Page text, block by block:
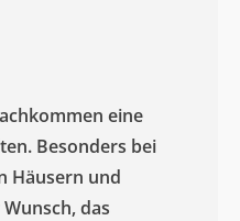
eine
Besonders bei
Häusern und
das